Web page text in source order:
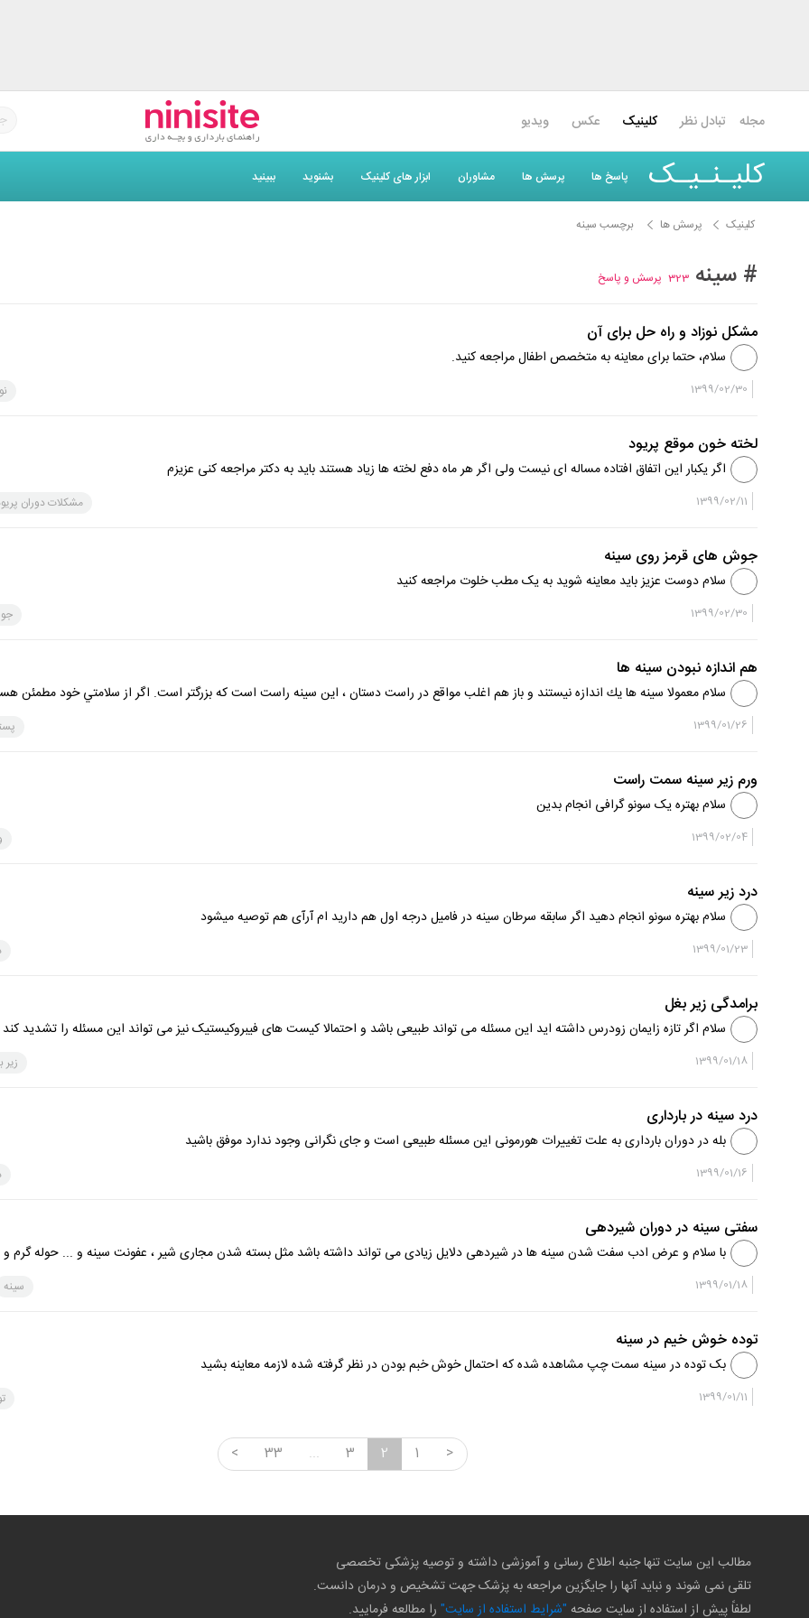
مجله تبادل نظر کلینیک عکس ویدیو
کلیـنـیـک پاسخ ها پرسش ها مشاوران ابزار های کلینیک بشنوید ببینید
کلینیک پرسش ها برچسب سینه
# سینه 323 پرسش و پاسخ
مشکل نوزاد و راه حل برای آن
سلام، حتما برای معاینه به متخصص اطفال مراجعه کنید.
1399/02/30
لخته خون موقع پریود
اگر یکبار این اتفاق افتاده مساله ای نیست ولی اگر هر ماه دفع لخته ها زیاد هستند باید به دکتر مراجعه کنی عزیزم
1399/02/11 مشکلات دوران
جوش های قرمز روی سینه
سلام دوست عزیز باید معاینه شوید به یک مطب خلوت مراجعه کنید
1399/02/30
هم اندازه نبودن سینه ها
سلام معمولا سينه ها يك اندازه نيستند و باز هم اغلب مواقع در راست دستان ، اين سينه راست است كه بزرگتر است. اگر از سلامتي خود مطمئن
احتمالا با ورزشهاي مناسب تا حدي ميتوانيد از ...
1399/01/26
ورم زیر سینه سمت راست
سلام بهتره یک سونو گرافی انجام بدین
1399/02/04
درد زیر سینه
سلام بهتره سونو انجام دهید اگر سابقه سرطان سینه در فامیل درجه اول هم دارید ام آرآی هم توصیه میشود
1399/01/23
برامدگی زير بغل
سلام اگر تازه زایمان زودرس داشته اید این مسئله می تواند طبیعی باشد و احتمالا کیست های فیبروکیستیک نیز می تواند این مسئله را تشدید
تواند طبیعی باشد البته اگر تاز...
1399/01/18 زیر
درد سینه در بارداری
بله در دوران بارداری به علت تغییرات هورمونی این مسئله طبیعی است و جای نگرانی وجود ندارد موفق باشید
1399/01/16
سفتی سینه در دوران شیردهی
با سلام و عرض ادب سفت شدن سینه ها در شیردهی دلایل زیادی می تواند داشته باشد مثل بسته شدن مجاری شیر ، عفونت سینه و ... حوله گرم و
مرطوب روی نواحی سفت قرار دهید، شیردهی ادامه دهید و ...
1399/01/18 سینه
توده خوش خيم در سینه
بک توده در سینه سمت چپ مشاهده شده که احتمال خوش خبم بودن در نظر گرفته شده لازمه معاینه بشید
1399/01/11
>
1
2
3
...
33
<
مطالب این سایت تنها جنبه اطلاع رسانی و آموزشی داشته و توصیه پزشکی تخصصی
تلقی نمی شوند و نباید آنها را جایگزین مراجعه به پزشک جهت تشخیص و درمان دانست.
لطفاً پیش از استفاده از سایت صفحه "شرایط استفاده از سایت" را مطالعه فرمایید.